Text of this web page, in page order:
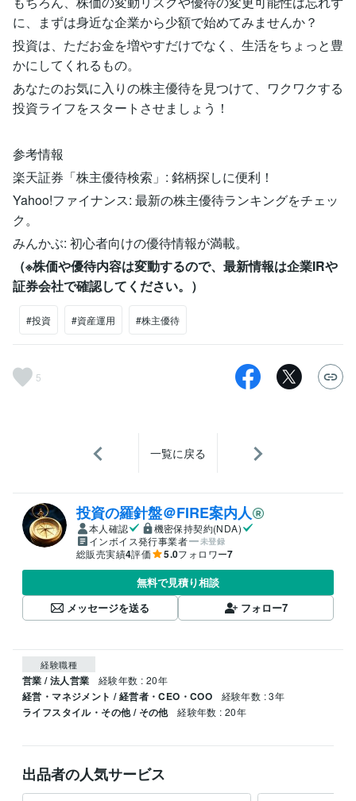
に、まずは身近な企業から少額で始めてみませんか？
投資は、ただお金を増やすだけでなく、生活をちょっと豊
かにしてくれるもの。
あなたのお気に入りの株主優待を見つけて、ワクワクする
投資ライフをスタートさせましょう！
参考情報
楽天証券「株主優待検索」: 銘柄探しに便利！
Yahoo!ファイナンス: 最新の株主優待ランキングをチェッ
ク。
みんかぶ: 初心者向けの優待情報が満載。
（※株価や優待内容は変動するので、最新情報は企業IRや
証券会社で確認してください。）
#投資 #資産運用 #株主優待
5
一覧に戻る
投資の羅針盤＠FIRE案内人
本人確認
機密保持契約(NDA)
インボイス発行事業者
未登録
総販売実績4評価 5.0フォロワー7
無料で見積り相談
メッセージを送る
フォロー7
経験職種
営業 / 法人営業 経験年数 : 20年
経営・マネジメント / 経営者・CEO・COO 経験年数 : 3年
ライフスタイル・その他 / その他 経験年数 : 20年
出品者の人気サービス